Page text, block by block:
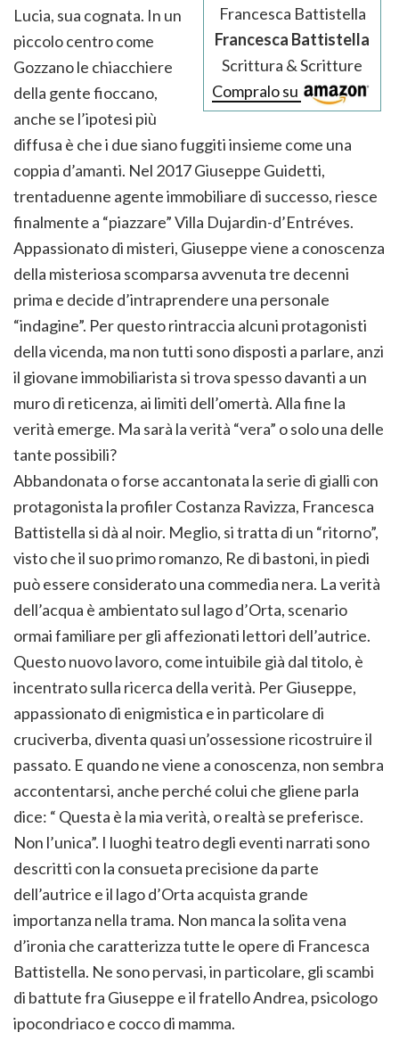
Francesca Battistella
Francesca Battistella
Scrittura & Scritture
Compralo su
Lucia, sua cognata. In un
piccolo centro come
Gozzano le chiacchiere
della gente fioccano,
anche se l’ipotesi più
diffusa è che i due siano fuggiti insieme come una
coppia d’amanti. Nel 2017 Giuseppe Guidetti,
trentaduenne agente immobiliare di successo, riesce
finalmente a “piazzare” Villa Dujardin-d’Entréves.
Appassionato di misteri, Giuseppe viene a conoscenza
della misteriosa scomparsa avvenuta tre decenni
prima e decide d’intraprendere una personale
“indagine”. Per questo rintraccia alcuni protagonisti
della vicenda, ma non tutti sono disposti a parlare, anzi
il giovane immobiliarista si trova spesso davanti a un
muro di reticenza, ai limiti dell’omertà. Alla fine la
verità emerge. Ma sarà la verità “vera” o solo una delle
tante possibili?
Abbandonata o forse accantonata la serie di gialli con
protagonista la profiler Costanza Ravizza, Francesca
Battistella si dà al noir. Meglio, si tratta di un “ritorno”,
visto che il suo primo romanzo, Re di bastoni, in piedi
può essere considerato una commedia nera. La verità
dell’acqua è ambientato sul lago d’Orta, scenario
ormai familiare per gli affezionati lettori dell’autrice.
Questo nuovo lavoro, come intuibile già dal titolo, è
incentrato sulla ricerca della verità. Per Giuseppe,
appassionato di enigmistica e in particolare di
cruciverba, diventa quasi un’ossessione ricostruire il
passato. E quando ne viene a conoscenza, non sembra
accontentarsi, anche perché colui che gliene parla
dice: “ Questa è la mia verità, o realtà se preferisce.
Non l’unica”. I luoghi teatro degli eventi narrati sono
descritti con la consueta precisione da parte
dell’autrice e il lago d’Orta acquista grande
importanza nella trama. Non manca la solita vena
d’ironia che caratterizza tutte le opere di Francesca
Battistella. Ne sono pervasi, in particolare, gli scambi
di battute fra Giuseppe e il fratello Andrea, psicologo
ipocondriaco e cocco di mamma.